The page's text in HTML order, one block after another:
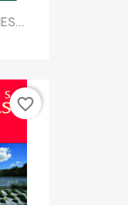
favorite_border